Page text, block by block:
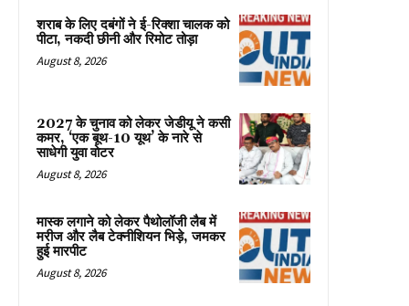
शराब के लिए दबंगों ने ई-रिक्शा चालक को
पीटा, नकदी छीनी और रिमोट तोड़ा
August 8, 2026
2027 के चुनाव को लेकर जेडीयू ने कसी
कमर, ‘एक बूथ-10 यूथ’ के नारे से
साधेगी युवा वोटर
August 8, 2026
मास्क लगाने को लेकर पैथोलॉजी लैब में
मरीज और लैब टेक्नीशियन भिड़े, जमकर
हुई मारपीट
August 8, 2026